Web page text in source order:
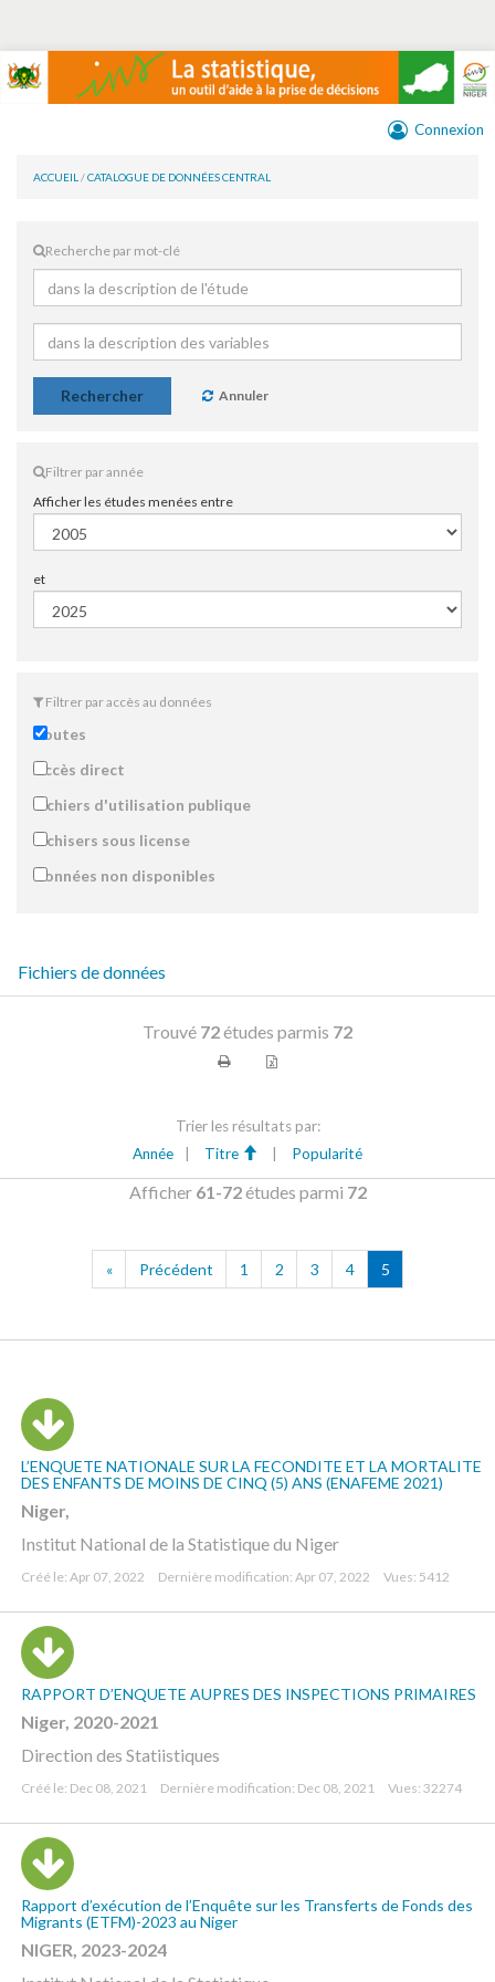
Connexion
ACCUEIL /CATALOGUE DE DONNÉES CENTRAL
Recherche par mot-clé
Rechercher Annuler
Filtrer par année
Afficher les études menées entre
et
Filtrer par accès au données
Toutes
Accès direct
Fichiers d'utilisation publique
Fichisers sous license
Données non disponibles
Fichiers de données
Trouvé 72études parmis 72
Trier les résultats par:
Année
Titre Popularité
Afficher 61-72études parmi 72
« Précédent 1 2 3 4 5
L’ENQUETE NATIONALE SUR LA FECONDITE ET LA MORTALITE
DES ENFANTS DE MOINS DE CINQ (5) ANS (ENAFEME 2021)
Niger,
Institut National de la Statistique du Niger
Créé le: Apr 07, 2022 Dernière modification: Apr 07, 2022 Vues: 5412
RAPPORT D’ENQUETE AUPRES DES INSPECTIONS PRIMAIRES
Niger, 2020-2021
Direction des Statiistiques
Créé le: Dec 08, 2021 Dernière modification: Dec 08, 2021 Vues: 32274
Rapport d’exécution de l’Enquête sur les Transferts de Fonds des
Migrants (ETFM)-2023 au Niger
NIGER, 2023-2024